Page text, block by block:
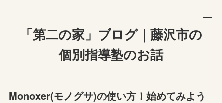
「第二の家」ブログ｜藤沢市の
個別指導塾のお話
Monoxer(モノグサ)の使い方！始めてみよう